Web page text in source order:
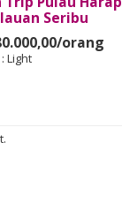
Seribu
orang
Light